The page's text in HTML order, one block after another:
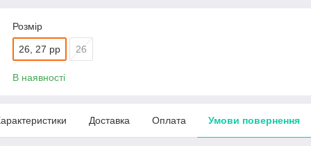
Розмір
26, 27 рр 26
В наявності
Доставка Оплата Умови повернення